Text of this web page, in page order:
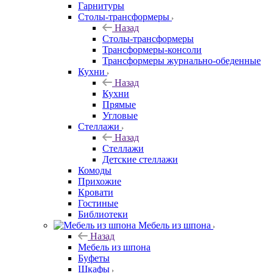
Гарнитуры
Столы-трансформеры
Назад
Столы-трансформеры
Трансформеры-консоли
Трансформеры журнально-обеденные
Кухни
Назад
Кухни
Прямые
Угловые
Стеллажи
Назад
Стеллажи
Детские стеллажи
Комоды
Прихожие
Кровати
Гостиные
Библиотеки
Мебель из шпона
Назад
Мебель из шпона
Буфеты
Шкафы